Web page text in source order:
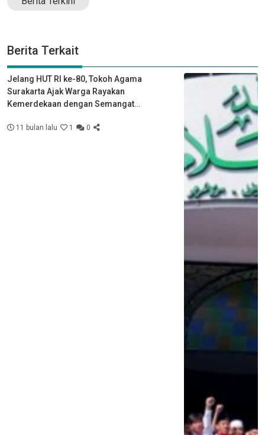
Berita Terkait
Jelang HUT RI ke-80, Tokoh Agama
Surakarta Ajak Warga Rayakan
Kemerdekaan dengan Semangat
11 bulan lalu 1 0